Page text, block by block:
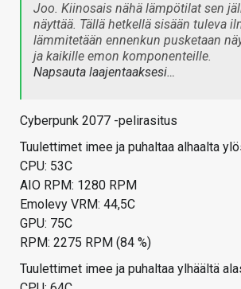
Joo. Kiinosais nähä lämpötilat sen
näyttää. Tällä hetkellä sisään tuleva
lämmitetään ennenkun pusketaan
ja kaikille emon komponenteille.
Napsauta laajentaaksesi…
Cyberpunk 2077 -pelirasitus
Tuulettimet imee ja puhaltaa alhaalta
CPU: 53C
AIO RPM: 1280 RPM
Emolevy VRM: 44,5C
GPU: 75C
RPM: 2275 RPM (84 %)
Tuulettimet imee ja puhaltaa ylhäältä